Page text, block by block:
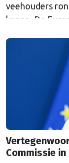
veehouders
kopen. De
Commissie